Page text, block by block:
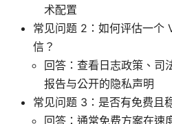
术配置
常见问题 2：如何评估一个
信？
回答：查看日志政策、司
报告与公开的隐私声明
常见问题 3：是否有免费且
回答：通常免费方案在速